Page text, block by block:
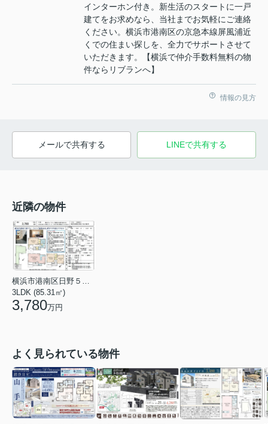
インターホン付き。新生活のスタートに一戸
建てをお求めなら、当社までお気軽にご連絡
ください。横浜市港南区の京急本線屏風浦近
くでの住まい探しを、全力でサポートさせて
いただきます。【横浜で仲介手数料無料の物
件ならリブランへ】
情報の見方
メールで共有する LINEで共有する
近隣の物件
横浜市港南区日野５丁目
3LDK (85.31㎡)
3,780万円
よく見られている物件